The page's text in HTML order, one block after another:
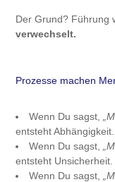
Der Grund? Führung
verwechselt.
Prozesse machen
Wenn Du sagst,
entsteht Abhängigkeit.
Wenn Du sagst,
entsteht Unsicherheit.
Wenn Du sagst,